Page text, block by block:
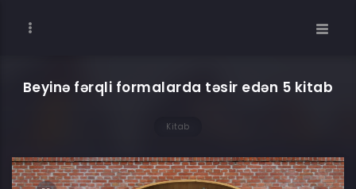
Beyinə fərqli formalarda təsir edən 5 kitab
Kitab